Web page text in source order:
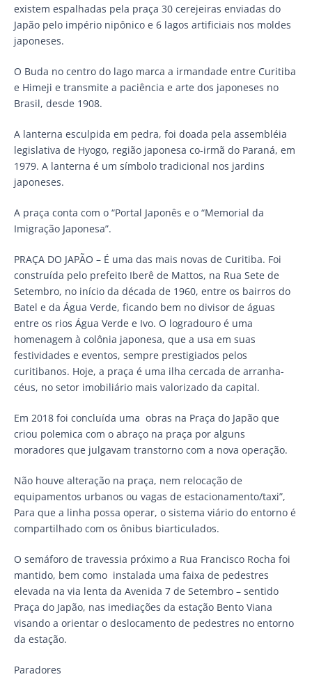
existem espalhadas pela praça 30 cerejeiras enviadas do
Japão pelo império nipônico e 6 lagos artificiais nos moldes
japoneses.
O Buda no centro do lago marca a irmandade entre Curitiba
e Himeji e transmite a paciência e arte dos japoneses no
Brasil, desde 1908.
A lanterna esculpida em pedra, foi doada pela assembléia
legislativa de Hyogo, região japonesa co-irmã do Paraná, em
1979. A lanterna é um símbolo tradicional nos jardins
japoneses.
A praça conta com o “Portal Japonês e o “Memorial da
Imigração Japonesa”.
PRAÇA DO JAPÃO – É uma das mais novas de Curitiba. Foi
construída pelo prefeito Iberê de Mattos, na Rua Sete de
Setembro, no início da década de 1960, entre os bairros do
Batel e da Água Verde, ficando bem no divisor de águas
entre os rios Água Verde e Ivo. O logradouro é uma
homenagem à colônia japonesa, que a usa em suas
festividades e eventos, sempre prestigiados pelos
curitibanos. Hoje, a praça é uma ilha cercada de arranha-
céus, no setor imobiliário mais valorizado da capital.
Em 2018 foi concluída uma obras na Praça do Japão que
criou polemica com o abraço na praça por alguns
moradores que julgavam transtorno com a nova operação.
Não houve alteração na praça, nem relocação de
equipamentos urbanos ou vagas de estacionamento/taxi”,
Para que a linha possa operar, o sistema viário do entorno é
compartilhado com os ônibus biarticulados.
O semáforo de travessia próximo a Rua Francisco Rocha foi
mantido, bem como instalada uma faixa de pedestres
elevada na via lenta da Avenida 7 de Setembro – sentido
Praça do Japão, nas imediações da estação Bento Viana
visando a orientar o deslocamento de pedestres no entorno
da estação.
Paradores